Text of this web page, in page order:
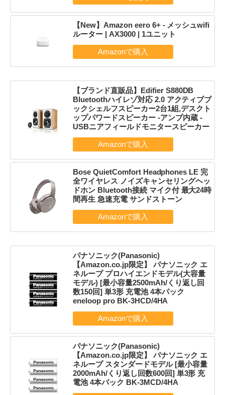
【New】Amazon eero 6+ - メッシュwifi
ルーター | AX3000 | 1ユニット
【ブランド直販品】Edifier S880DB
Bluetoothハイレゾ対応 2.0 アクティブブ
ックシェルフスピーカー2台1組,デスクト
ップパワードスピーカー -アンプ内蔵 -
USBニアフィールドモニタースピーカー
Bose QuietComfort Headphones LE 完
全ワイヤレス ノイズキャンセリングヘッ
ドホン Bluetooth接続 マイク付 最大24時
間再生 急速充電 サンドストーン
パナソニック(Panasonic)
【Amazon.co.jp限定】 パナソニック エ
ネループ プロハイエンドモデル(大容量
モデル) [最小容量2500mAh/くり返し回
数150回] 単3形 充電池 4本パック
eneloop pro BK-3HCD/4HA
パナソニック(Panasonic)
【Amazon.co.jp限定】 パナソニック エ
ネループ スタンダードモデル [最小容量
2000mAh/くり返し回数600回] 単3形 充
電池 4本パック BK-3MCD/4HA